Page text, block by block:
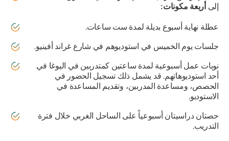
إلى أربعة مكونات:
عطلة نهاية أسبوع بديلة لمدة ست ساعات.
جلسات يوم الخميس في استوديوهم في شارع غراند أفينيو.
نوبات عمل أسبوعية لمدة ساعتين كمتدربين في اليوغا في
أحد استوديوهاتهم. قد يشمل ذلك تسجيل الحضور في
الحصص، ومساعدة المدربين، وتقديم المساعدة في
الاستوديو.
حصتان دراسيتان أسبوعياً على الساحل الغربي خلال فترة
التدريب.